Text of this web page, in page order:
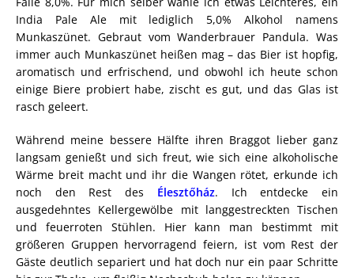
India Pale Ale mit lediglich 5,0% Alkohol namens
Munkaszünet. Gebraut vom Wanderbrauer Pandula. Was
immer auch Munkaszünet heißen mag – das Bier ist hopfig,
aromatisch und erfrischend, und obwohl ich heute schon
einige Biere probiert habe, zischt es gut, und das Glas ist
rasch geleert.
Während meine bessere Hälfte ihren Braggot lieber ganz
langsam genießt und sich freut, wie sich eine alkoholische
Wärme breit macht und ihr die Wangen rötet, erkunde ich
noch den Rest des Élesztőház. Ich entdecke ein
ausgedehntes Kellergewölbe mit langgestreckten Tischen
und feuerroten Stühlen. Hier kann man bestimmt mit
größeren Gruppen hervorragend feiern, ist vom Rest der
Gäste deutlich separiert und hat doch nur ein paar Schritte